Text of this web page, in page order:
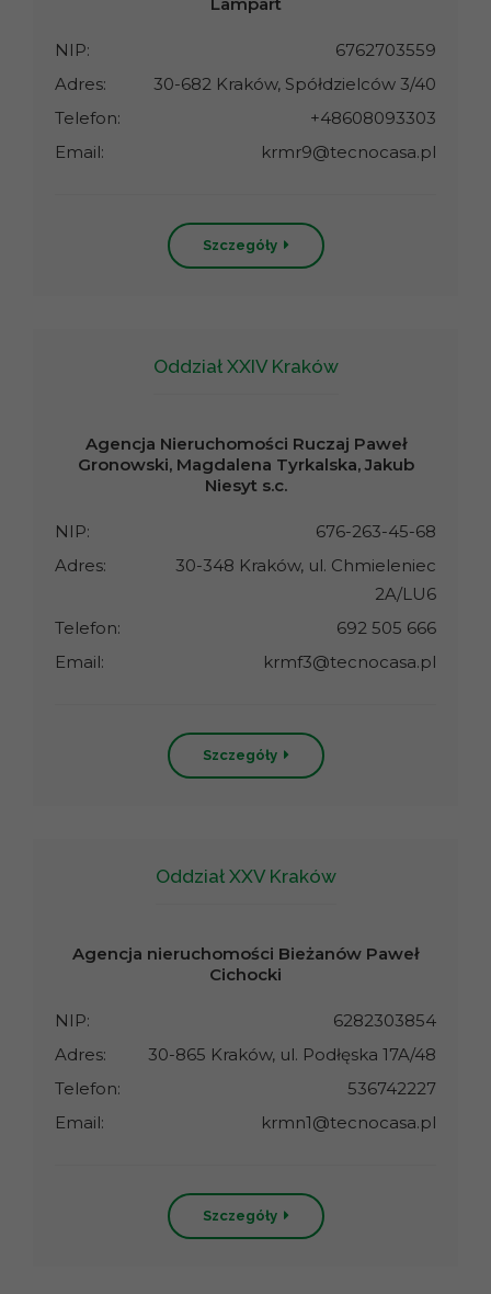
NIP:
6762703559
Adres:
30-682 Kraków, Spółdzielców 3/40
Telefon:
+48608093303
Email:
krmr9@tecnocasa.pl
Szczegóły
Oddział XXIV Kraków
Agencja Nieruchomości Ruczaj Paweł
Gronowski, Magdalena Tyrkalska, Jakub
Niesyt s.c.
NIP:
676-263-45-68
Adres:
30-348 Kraków, ul. Chmieleniec
2A/LU6
Telefon:
692 505 666
Email:
krmf3@tecnocasa.pl
Szczegóły
Oddział XXV Kraków
Agencja nieruchomości Bieżanów Paweł
Cichocki
NIP:
6282303854
Adres:
30-865 Kraków, ul. Podłęska 17A/48
Telefon:
536742227
Email:
krmn1@tecnocasa.pl
Szczegóły